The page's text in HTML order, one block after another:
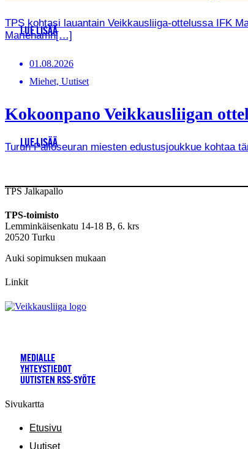
TPS kohtasi lauantain Veikkausliiga-ottelussa IFK
Mariehamn[…]
LUE LISÄÄ
01.08.2026
Miehet, Uutiset
Kokoonpano Veikkausliigan
Turun Palloseuran miesten edustusjoukkue kohtaa
LUE LISÄÄ
TPS Jalkapallo
TPS-toimisto
Lemminkäisenkatu 14-18 B, 6. krs
20520 Turku
Auki sopimuksen mukaan
Linkit
MEDIALLE
YHTEYSTIEDOT
UUTISTEN RSS-SYÖTE
Sivukartta
Etusivu
Uutiset